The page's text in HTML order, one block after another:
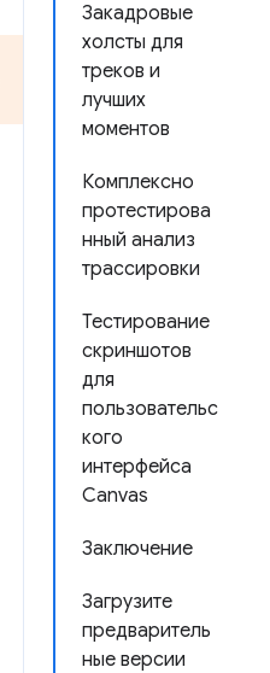
Закадровые
холсты для
треков и
лучших
моментов
Комплексно
протестирова
нный анализ
трассировки
Тестирование
скриншотов
для
пользовательс
кого
интерфейса
Canvas
Заключение
Загрузите
предваритель
ные версии